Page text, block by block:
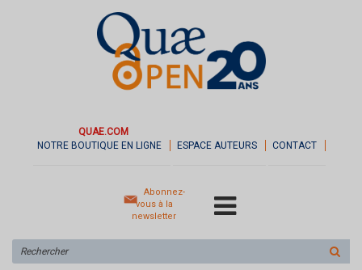
QUAE.COM
NOTRE BOUTIQUE EN LIGNE
ESPACE AUTEURS CONTACT
Abonnez-
vous à la
newsletter
sur